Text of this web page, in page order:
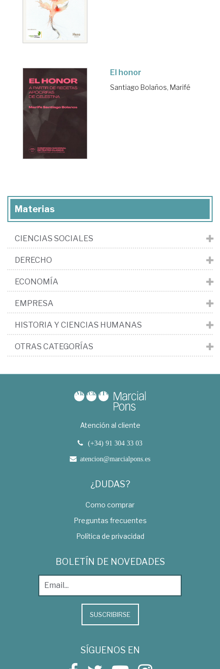
El honor
Santiago Bolaños, Marifé
Materias
CIENCIAS SOCIALES
DERECHO
ECONOMÍA
EMPRESA
HISTORIA Y CIENCIAS HUMANAS
OTRAS CATEGORÍAS
Atención al cliente
(+34) 91 304 33 03
atencion@marcialpons.es
¿DUDAS?
Como comprar
Preguntas frecuentes
Política de privacidad
BOLETÍN DE NOVEDADES
SUSCRIBIRSE
SÍGUENOS EN